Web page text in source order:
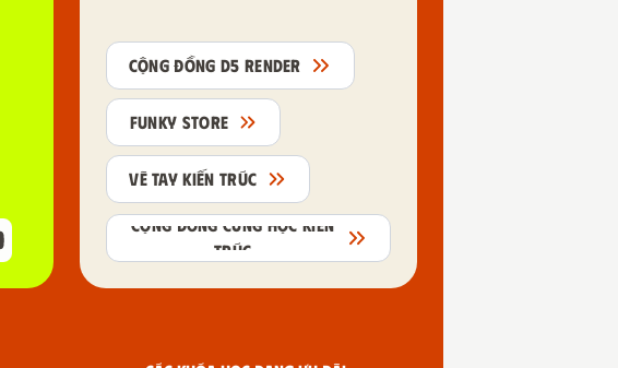
CỘNG ĐỒNG D5 RENDER
FUNKY STORE
VẼ TAY KIẾN TRÚC
CỘNG ĐỒNG CÙNG HỌC KIẾN
TRÚC